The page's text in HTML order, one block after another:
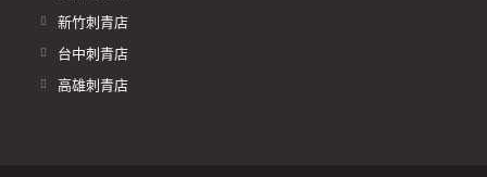
新竹刺青店
台中刺青店
高雄刺青店